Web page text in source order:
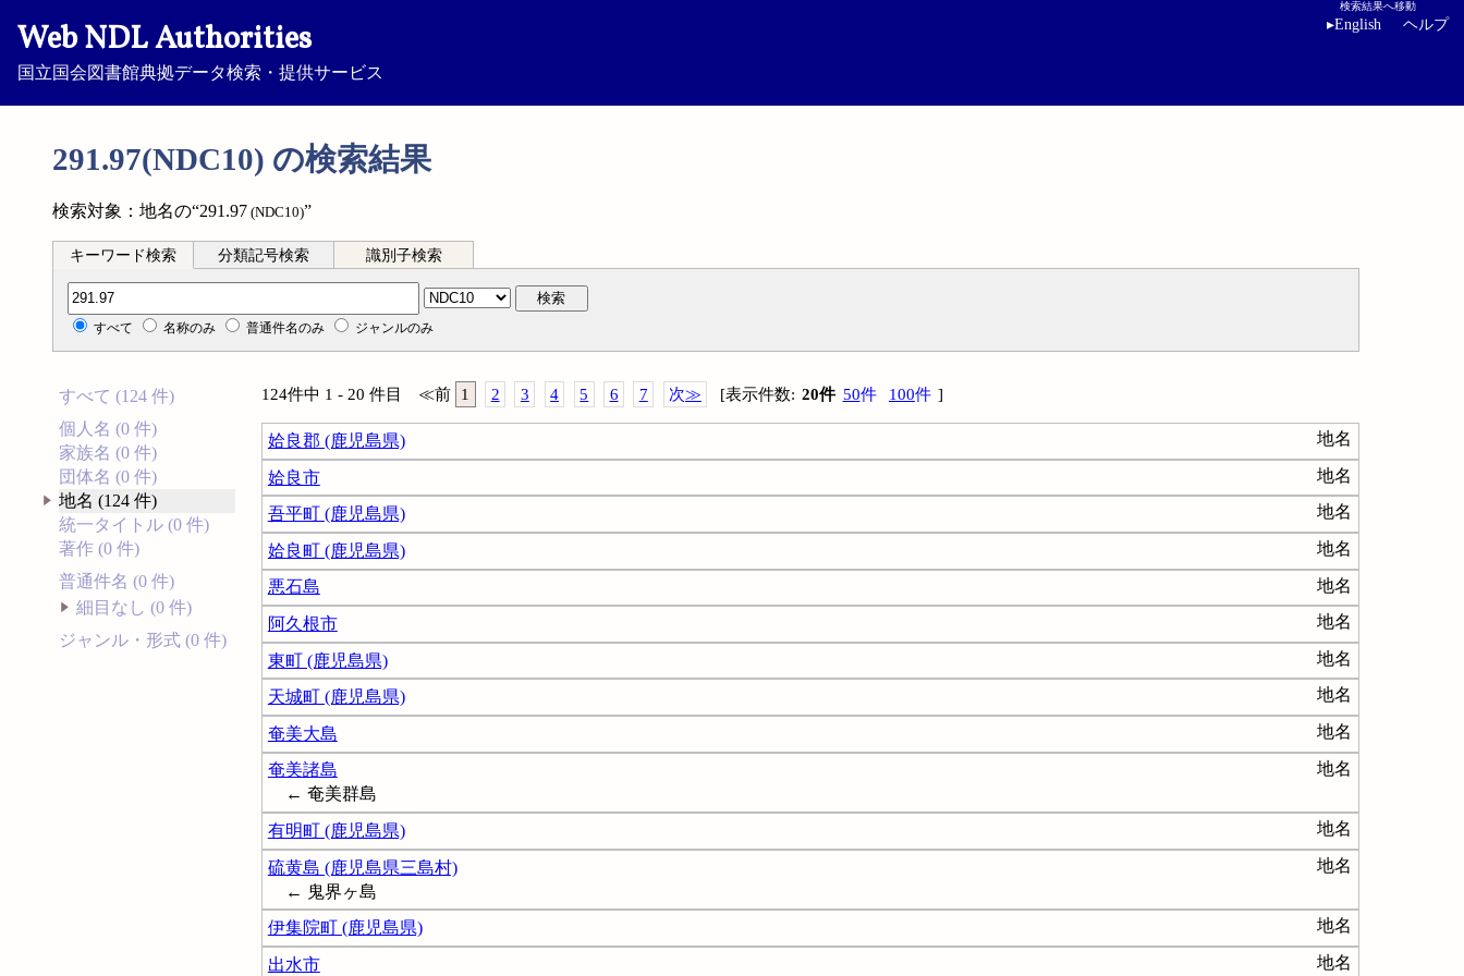
Web NDL Authorities
国立国会図書館典拠データ検索・提供サービス
検索結果へ移動
▸English ヘルプ
291.97(NDC10) の検索結果
検索対象：地名の“291.97 (NDC10)”
キーワード検索 分類記号検索 識別子検索
分類記号検索 検索
すべて 名称のみ 普通件名のみ ジャンルのみ
すべて (124 件)
個人名 (0 件)
家族名 (0 件)
団体名 (0 件)
地名 (124 件)
統一タイトル (0 件)
著作 (0 件)
普通件名 (0 件)
細目なし (0 件)
ジャンル・形式 (0 件)
124件中 1 - 20 件目 ≪前 1 2 3 4 5 6 7 次≫ [表示件数: 20件 50件 100件 ]
姶良郡 (鹿児島県) 地名
姶良市 地名
吾平町 (鹿児島県) 地名
姶良町 (鹿児島県) 地名
悪石島 地名
阿久根市 地名
東町 (鹿児島県) 地名
天城町 (鹿児島県) 地名
奄美大島 地名
奄美諸島
地名
← 奄美群島
有明町 (鹿児島県)
地名
硫黄島 (鹿児島県三島村)
地名
← 鬼界ヶ島
伊集院町 (鹿児島県)
地名
出水市 地名